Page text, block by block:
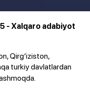
- Xalqaro adabiyot
Qirg‘iziston,
turkiy davlatlardan